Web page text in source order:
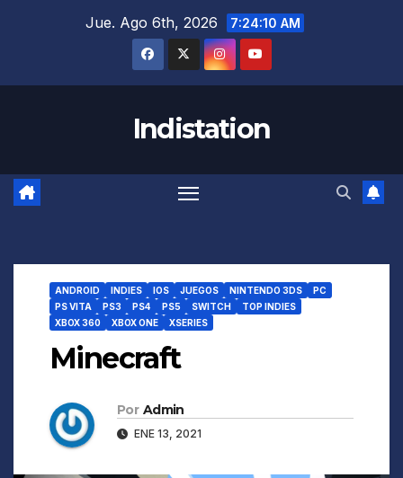
Jue. Ago 6th, 2026 7:24:11 AM
Indistation
ANDROID INDIES IOS JUEGOS NINTENDO 3DS
PC
PS VITA
PS3 PS4 PS5 SWITCH
TOP INDIES
XBOX 360
XBOX ONE XSERIES
Minecraft
Por Admin
ENE 13, 2021